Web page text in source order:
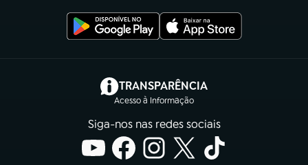
TRANSPARÊNCIA
Acesso à Informação
(abre em nova aba)
Siga-nos nas redes sociais